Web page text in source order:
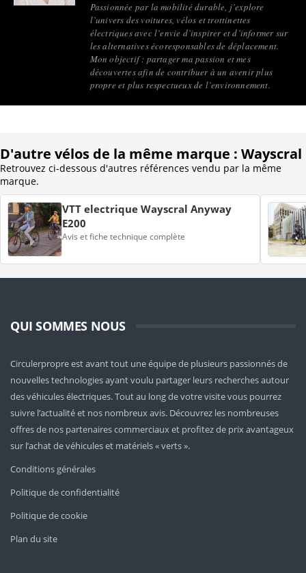
Passionnée par la mobilité durable, j’explore
l’univers des voitures, vélos et trottinettes
électriques avec l’envie d’inspirer et d’informer sur
les alternatives écoresponsables de déplacement.
Mon objectif : partager ma passion et mes
découvertes afin de contribuer à un avenir plus
propre et plus respectueux de l’environnement.
D'autre vélos de la même marque : Wayscral
Retrouvez ci-dessous d'autres références vendu par la même
marque.
VTT electrique Wayscral Anyway
E200
Avis et fiche technique complète
QUI SOMMES NOUS
Circulerpropre est avant tout une équipe de plusieurs passionnés de
nouvelles technologies ayant voulu partager leurs recherches autour
des véhicules électriques. Tout au long de votre visite vous pourrez
suivre l’actualité et nos nombreux avis. Découvrez les nombreuses
offres de nos partenaires commerciaux et profitez de prix avantageux
sur l’achat de véhicules et matériels « verts ».
Conditions générales
Politique de confidentialité
Politique de cookie
Plan du site